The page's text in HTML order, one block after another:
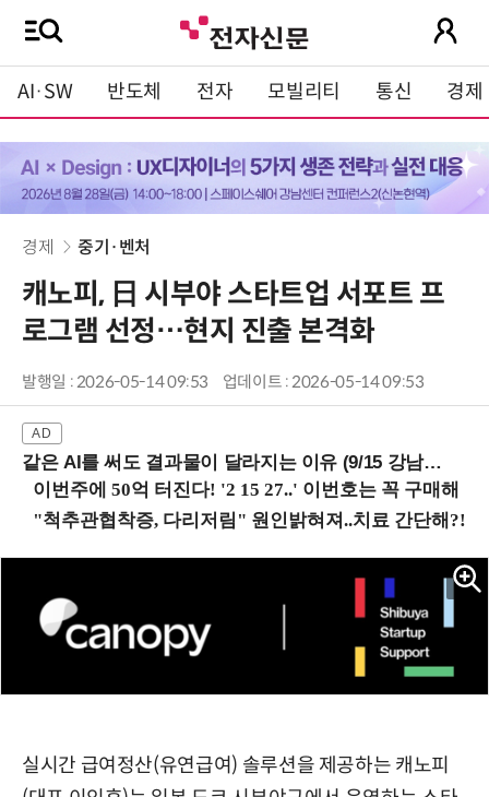
AI·SW 반도체 전자 모빌리티 통신 경제
경제 중기·벤처
캐노피, 日 시부야 스타트업 서포트 프
로그램 선정…현지 진출 본격화
발행일 : 2026-05-14 09:53 업데이트 : 2026-05-14 09:53
같은 AI를 써도 결과물이 달라지는 이유 (9/15 강남역)
실시간 급여정산(유연급여) 솔루션을 제공하는 캐노피